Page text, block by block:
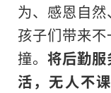
为、感恩自
孩子们带来
撞。 将后勤
活，无人不